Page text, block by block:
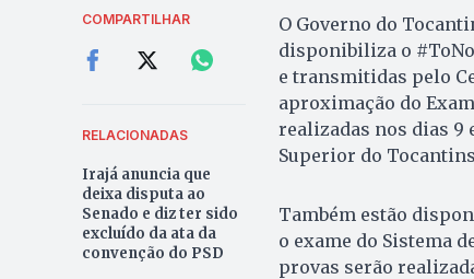
COMPARTILHAR
RELACIONADAS
Irajá anuncia que
deixa disputa ao
Senado e diz ter sido
excluído da ata da
convenção do PSD
O Governo do
disponibiliza o
e transmitidas pelo
aproximação do
realizadas nos dias 9
Superior do
Também estão
o exame do Sistema
provas serão